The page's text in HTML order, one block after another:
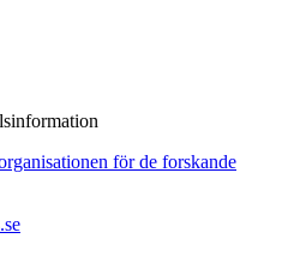
för de forskande